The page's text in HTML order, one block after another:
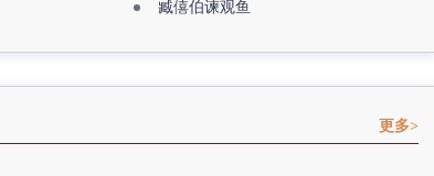
臧僖伯谏观鱼
更多>